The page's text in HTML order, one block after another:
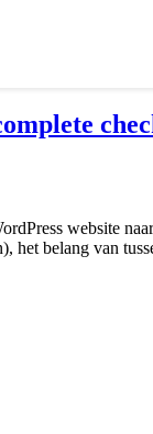
website
belang van